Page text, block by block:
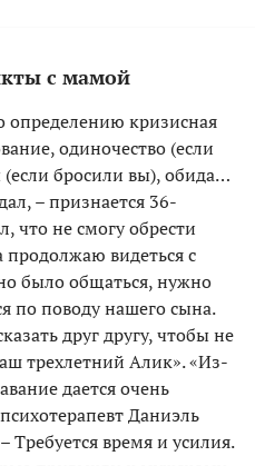
с мамой
определению кризисная
одиночество (если
(если бросили вы), обида…
– признается 36-
что не смогу обрести
продолжаю видеться с
было общаться, нужно
по поводу нашего сына.
друг другу, чтобы не
трехлетний Алик». «Из-
дается очень
Даниэль
время и усилия.